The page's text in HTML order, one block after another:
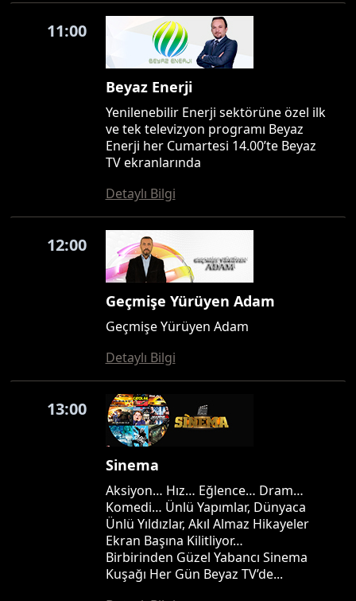
11:00
Beyaz Enerji
Yenilenebilir Enerji sektörüne özel ilk
ve tek televizyon programı Beyaz
Enerji her Cumartesi 14.00’te Beyaz
TV ekranlarında
Detaylı Bilgi
12:00
Geçmişe Yürüyen Adam
Geçmişe Yürüyen Adam
Detaylı Bilgi
13:00
Sinema
Aksiyon… Hız… Eğlence… Dram…
Komedi… Ünlü Yapımlar, Dünyaca
Ünlü Yıldızlar, Akıl Almaz Hikayeler
Ekran Başına Kilitliyor…
Birbirinden Güzel Yabancı Sinema
Kuşağı Her Gün Beyaz TV’de...